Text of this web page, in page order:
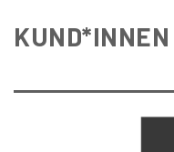
KUND*INNEN